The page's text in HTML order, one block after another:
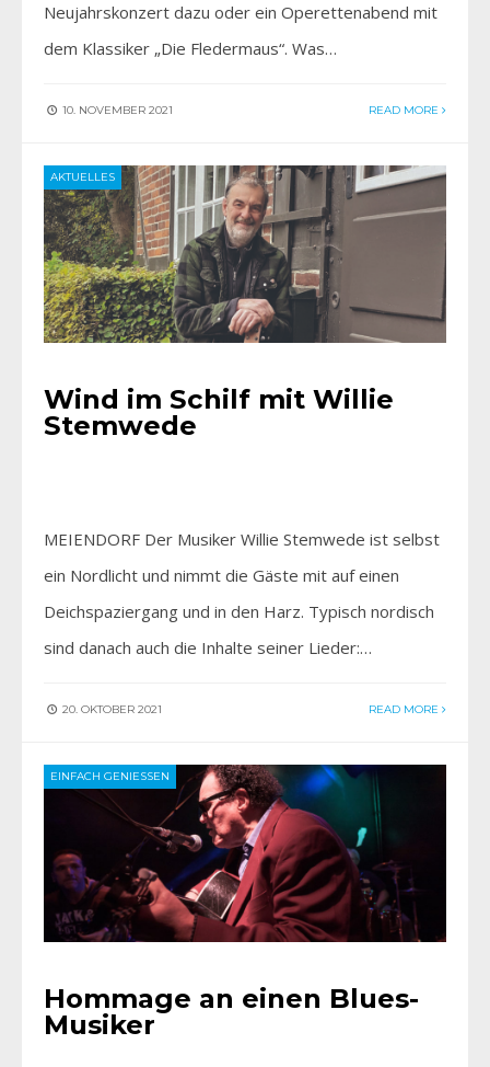
Neujahrskonzert dazu oder ein Operettenabend mit
dem Klassiker „Die Fledermaus“. Was…
10. NOVEMBER 2021 READ MORE
AKTUELLES
Wind im Schilf mit Willie
Stemwede
MEIENDORF Der Musiker Willie Stemwede ist selbst
ein Nordlicht und nimmt die Gäste mit auf einen
Deichspaziergang und in den Harz. Typisch nordisch
sind danach auch die Inhalte seiner Lieder:…
20. OKTOBER 2021 READ MORE
EINFACH GENIESSEN
Hommage an einen Blues-
Musiker